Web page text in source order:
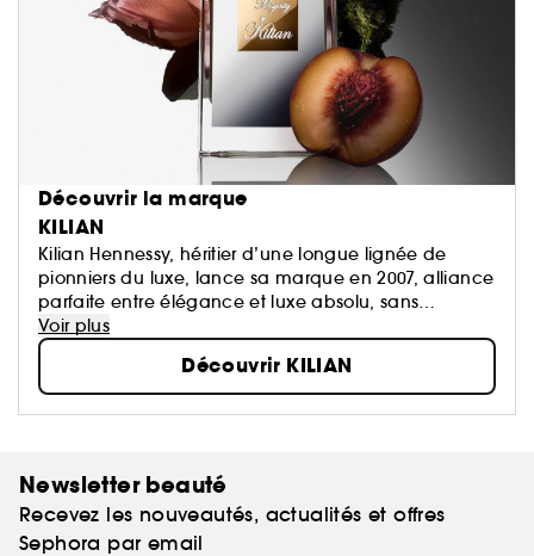
Découvrir la marque
KILIAN
Kilian Hennessy, héritier d’une longue lignée de
pionniers du luxe, lance sa marque en 2007, alliance
parfaite entre élégance et luxe absolu, sans
concessions. La marque célèbre une décennie de
révolution dans la parfumerie...
Voir plus
Découvrir KILIAN
Newsletter beauté
Recevez les nouveautés, actualités et offres
Sephora par email